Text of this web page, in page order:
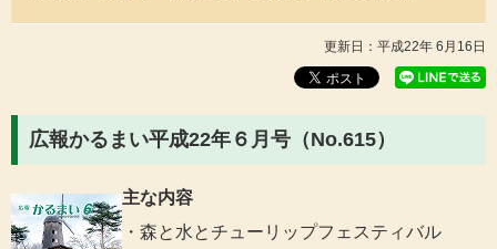
ン
メ
示
更新日：平成22年 6月16日
広報かるまい平成22年６月号（No.615）
主な内容
・森と水とチューリップフェスティバル